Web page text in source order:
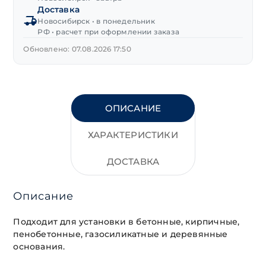
Доставка
Новосибирск • в понедельник
РФ • расчет при оформлении заказа
Обновлено: 07.08.2026 17:50
ОПИСАНИЕ
ХАРАКТЕРИСТИКИ
ДОСТАВКА
Описание
Подходит для установки в бетонные, кирпичные,
пенобетонные, газосиликатные и деревянные
основания.